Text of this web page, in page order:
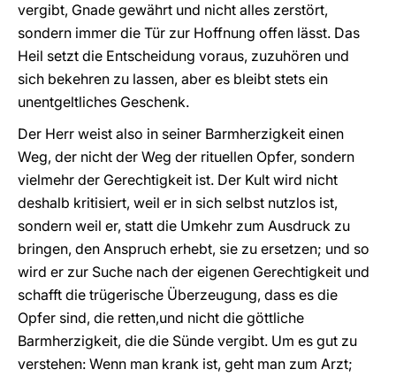
vergibt, Gnade gewährt und nicht alles zerstört,
sondern immer die Tür zur Hoffnung offen lässt. Das
Heil setzt die Entscheidung voraus, zuzuhören und
sich bekehren zu lassen, aber es bleibt stets ein
unentgeltliches Geschenk.
Der Herr weist also in seiner Barmherzigkeit einen
Weg, der nicht der Weg der rituellen Opfer, sondern
vielmehr der Gerechtigkeit ist. Der Kult wird nicht
deshalb kritisiert, weil er in sich selbst nutzlos ist,
sondern weil er, statt die Umkehr zum Ausdruck zu
bringen, den Anspruch erhebt, sie zu ersetzen; und so
wird er zur Suche nach der eigenen Gerechtigkeit und
schafft die trügerische Überzeugung, dass es die
Opfer sind, die retten,und nicht die göttliche
Barmherzigkeit, die die Sünde vergibt. Um es gut zu
verstehen: Wenn man krank ist, geht man zum Arzt;